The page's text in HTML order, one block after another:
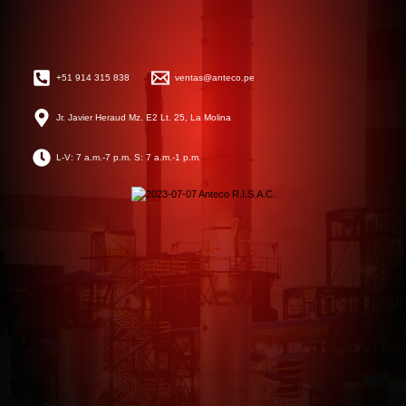
+51 914 315 838 ventas@anteco.pe
Jr. Javier Heraud Mz. E2 Lt. 25, La Molina
L-V: 7 a.m.-7 p.m. S: 7 a.m.-1 p.m.